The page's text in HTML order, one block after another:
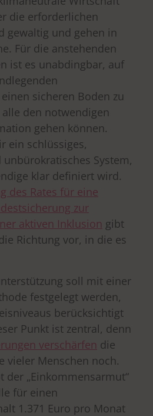
die erforderlichen
gewaltig und gehen in
Für die anstehenden
ist es unabdingbar, auf
sicheren Boden zu
den notwendigen
gehen können.
ein schlüssiges,
System,
klar definiert wird.
des Rates für eine
zur
aktiven Inklusion gibt
Richtung vor, in die es
soll mit einer
festgelegt werden,
berücksichtigt
Punkt ist zentral, denn
verschärfen die
vieler Menschen noch.
der „Einkommensarmut“
für einen
1.371 Euro pro Monat